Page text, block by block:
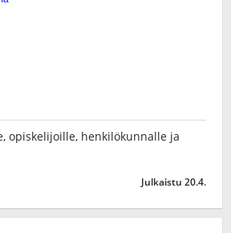
opiskelijoille, henkilökunnalle ja
Julkaistu 20.4.